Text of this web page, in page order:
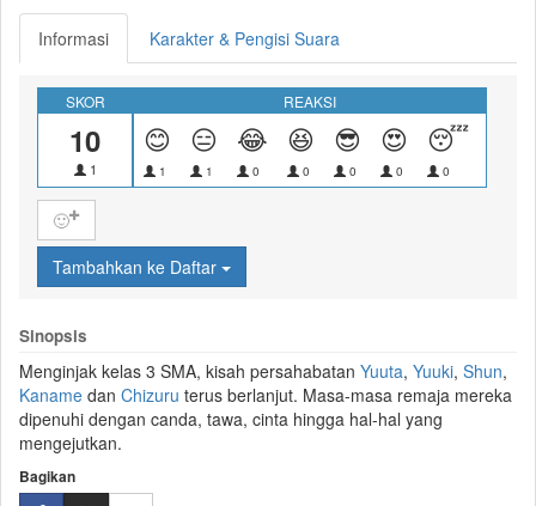
Informasi Karakter & Pengisi Suara
SKOR
10
1
REAKSI
😊
1
😑
1
😂
0
😆
0
😎
0
😍
0
😴
0
🙂
Tambahkan ke Daftar
Sinopsis
Menginjak kelas 3 SMA, kisah persahabatan Yuuta, Yuuki, Shun,
Kaname dan Chizuru terus berlanjut. Masa-masa remaja mereka
dipenuhi dengan canda, tawa, cinta hingga hal-hal yang
mengejutkan.
Bagikan